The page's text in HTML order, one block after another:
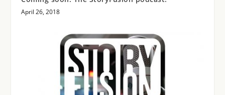
April 26, 2018